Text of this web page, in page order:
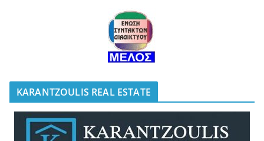
KARANTZOULIS REAL ESTATE